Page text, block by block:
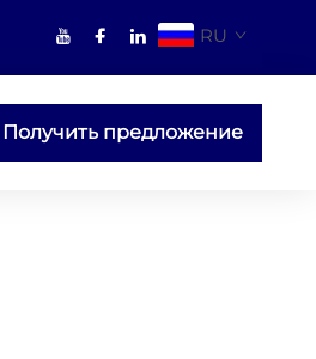
RU
Получить предложение